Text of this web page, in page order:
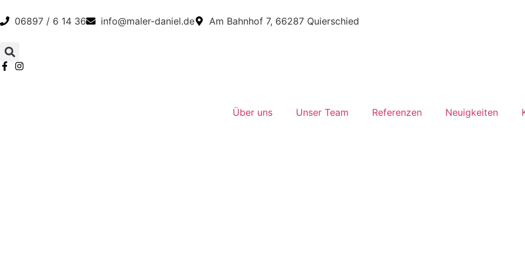
06897 / 6 14 36 info@maler-daniel.de Am Bahnhof 7, 66287 Quierschied
Über uns Unser Team Referenzen Neuigkeiten